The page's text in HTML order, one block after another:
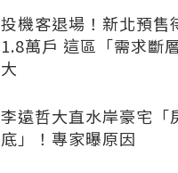
投機客退場！新北預售
1.8萬戶 這區「需求斷
大
李遠哲大直水岸豪宅「
底」！專家曝原因